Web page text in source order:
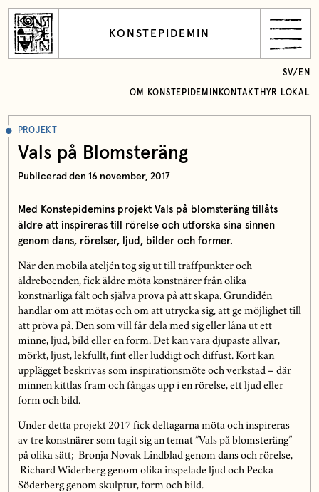
KONSTEPIDEMIN
OM KONSTEPIDEMIN KONTAKT HYR LOKAL
SV/ EN
PROJEKT
Vals på Blomsteräng
Publicerad den 16 november, 2017
Med Konstepidemins projekt Vals på blomsteräng tillåts
äldre att inspireras till rörelse och utforska sina sinnen
genom dans, rörelser, ljud, bilder och former.
När den mobila ateljén tog sig ut till träffpunkter och
äldreboenden, fick äldre möta konstnärer från olika
konstnärliga fält och själva pröva på att skapa. Grundidén
handlar om att mötas och om att utrycka sig, att ge möjlighet till
att pröva på. Den som vill får dela med sig eller låna ut ett
minne, ljud, bild eller en form. Det kan vara djupaste allvar,
mörkt, ljust, lekfullt, fint eller luddigt och diffust. Kort kan
upplägget beskrivas som inspirationsmöte och verkstad – där
minnen kittlas fram och fångas upp i en rörelse, ett ljud eller
form och bild.
Under detta projekt 2017 fick deltagarna möta och inspireras
av tre konstnärer som tagit sig an temat ”Vals på blomsteräng”
på olika sätt; Bronja Novak Lindblad genom dans och rörelse,
Richard Widerberg genom olika inspelade ljud och Pecka
Söderberg genom skulptur, form och bild.